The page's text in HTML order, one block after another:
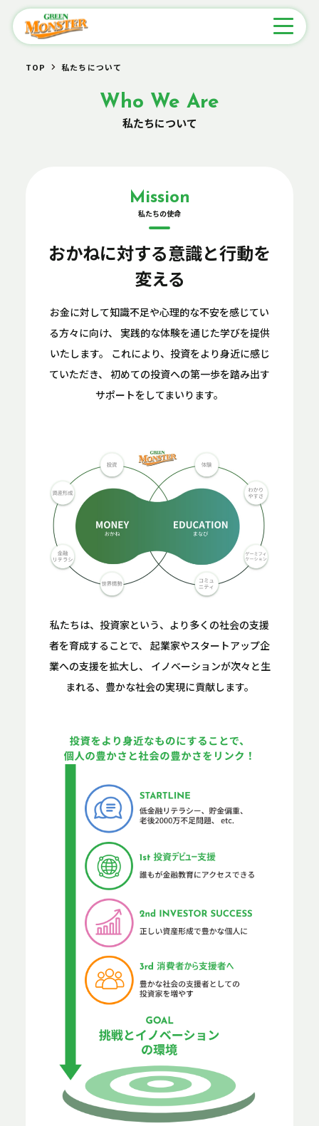
TOP 私たちについて
Who We Are
私たちについて
Mission
私たちの使命
おかねに対する意識と行動を
変える
お金に対して知識不足や心理的な不安を感じてい
る方々に向け、
実践的な体験を通じた学びを提供
いたします。
これにより、投資をより身近に感じ
ていただき、
初めての投資への第一歩を踏み出す
サポートをしてまいります。
私たちは、投資家という、より多くの社会の支援
者を育成することで、 起業家やスタートアップ企
業への支援を拡大し、
イノベーションが次々と生
まれる、豊かな社会の実現に貢献します。